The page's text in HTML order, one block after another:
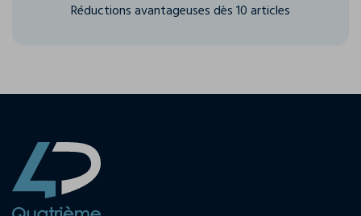
Réductions avantageuses dès 10 articles